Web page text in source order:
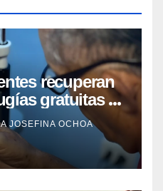
recuperan
gratuitas de
JOSEFINA OCHOA